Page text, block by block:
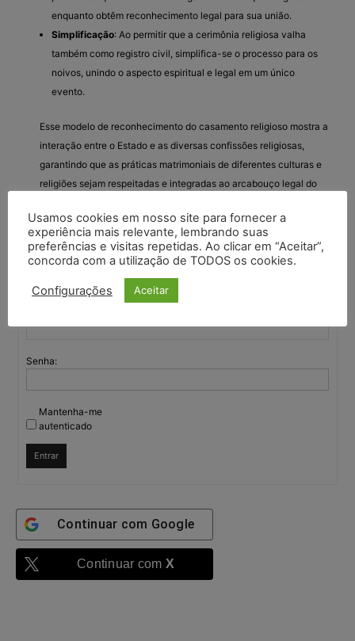
enquanto obtêm reconhecimento legal para sua união.
Simplificação: Ao permitir que a cerimônia religiosa valha
também como registro civil, simplifica-se o processo para os
noivos, unindo o aspecto espiritual e legal em um único
evento.
Esse modelo de reconhecimento do casamento religioso mostra a
interação entre o Estado e as diversas confissões religiosas,
garantindo que as práticas matrimoniais de diferentes culturas e
religiões sejam respeitadas e integradas ao arcabouço legal do
Você deve fazer login para responder a este tópico.
Senha:
Mantenha-me
autenticado
Entrar
Continuar com Google
Continuar com X
Usamos cookies em nosso site para fornecer a
experiência mais relevante, lembrando suas
preferências e visitas repetidas. Ao clicar em “Aceitar”,
concorda com a utilização de TODOS os cookies.
Configurações Aceitar